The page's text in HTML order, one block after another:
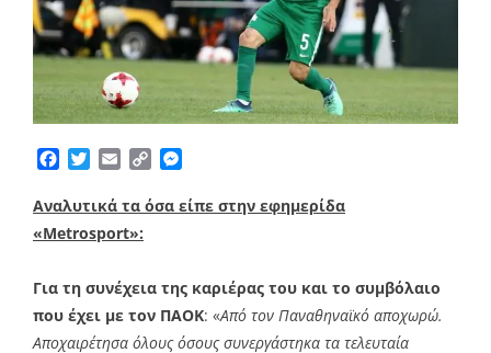
Facebook
TwitterEmailCopy
Αναλυτικά τα όσα είπε στην εφημερίδα
«Metrosport»:
Για τη συνέχεια της καριέρας του και το συμβόλαιο
που έχει με τον ΠΑΟΚ: «Από τον Παναθηναϊκό αποχωρώ.
Αποχαιρέτησα όλους όσους συνεργάστηκα τα τελευταία